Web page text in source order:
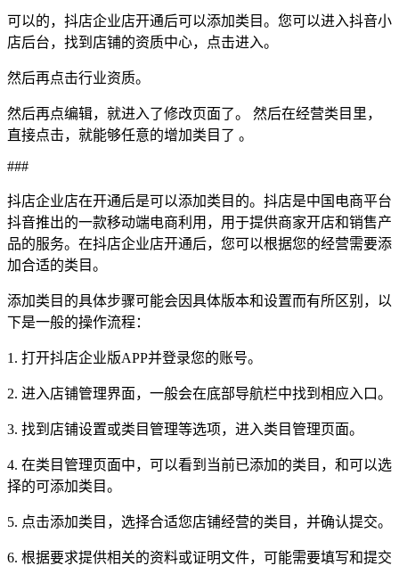
可以的，抖店企业店开通后可以添加类目。您可以进入抖音小
店后台，找到店铺的资质中心，点击进入。
然后再点击行业资质。
然后再点编辑，就进入了修改页面了。 然后在经营类目里，
直接点击，就能够任意的增加类目了 。
###
抖店企业店在开通后是可以添加类目的。抖店是中国电商平台
抖音推出的一款移动端电商利用，用于提供商家开店和销售产
品的服务。在抖店企业店开通后，您可以根据您的经营需要添
加合适的类目。
添加类目的具体步骤可能会因具体版本和设置而有所区别，以
下是一般的操作流程：
1. 打开抖店企业版APP并登录您的账号。
2. 进入店铺管理界面，一般会在底部导航栏中找到相应入口。
3. 找到店铺设置或类目管理等选项，进入类目管理页面。
4. 在类目管理页面中，可以看到当前已添加的类目，和可以选
择的可添加类目。
5. 点击添加类目，选择合适您店铺经营的类目，并确认提交。
6. 根据要求提供相关的资料或证明文件，可能需要填写和提交